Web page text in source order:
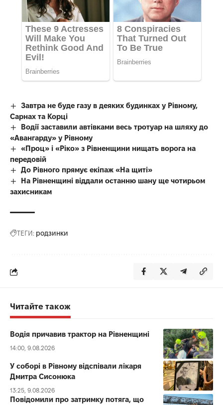
Завтра не буде газу в деяких будинках у Рівному,
Сарнах та Корці
Водії заставили автівками весь тротуар на шляху до
«Авангарду» у Рівному
«Проц» і «Ріко» з Рівненщини нищать ворога на
передовій
До Рівного прямує екіпаж «На щиті»
На Рівненщині віддали останню шану ще чотирьом
захисникам
ТЕГИ: родзинки
Читайте також
Водія причавив трактор на Рівненщині
14:00, 9.08.2026
У соборі в Рівному відспівали лікаря
Дмитра Сисонюка
13:25, 9.08.2026
Повідомили про затримку потяга, що